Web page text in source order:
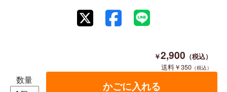
2,900
350
数量